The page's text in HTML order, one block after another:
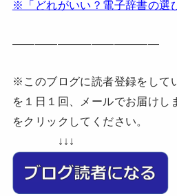
※「どれがいい？電子辞書の選
—————————————
※このブログに読者登録をして
を１日１回、メールでお届けし
をクリックしてください。
↓↓↓